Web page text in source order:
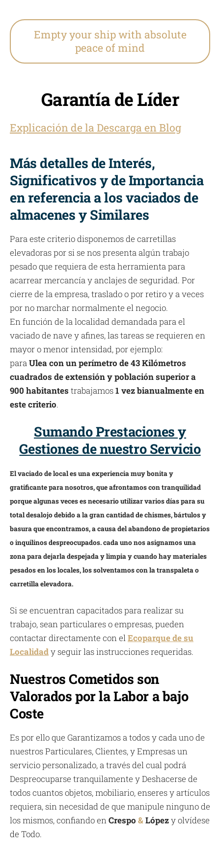
Empty your ship with absolute
peace of mind
Garantía de Líder
Explicación de la Descarga en Blog
Más detalles de Interés,
Significativos y de Importancia
en referencia a los vaciados de
almacenes y Similares
Para este criterio disponemos de carretillas
elevadoras por si se nos presenta algún trabajo
pesado que requiera de esta herramienta para
acarrear mercancía y anclajes de seguridad. Por
cierre de la empresa, traslado o por retiro y a veces
por no marchar normalmente el negocio.
En función de la localidad demandada para el
vaciado de nave y afines, las tareas se requieren en
mayor o menor intensidad, por ejemplo:
paraUlea con un perímetro de 43 Kilómetros
cuadrados de extensión y población superior a
900 habitantes trabajamos1 vez bianualmente en
este criterio.
Sumando Prestaciones y
Gestiones de nuestro Servicio
El vaciado de local es una experiencia muy bonita y
gratificante para nosotros, que afrontamos con tranquilidad
porque algunas veces es necesario utilizar varios días para su
total desalojo debido a la gran cantidad de chismes, bártulos y
basura que encontramos, a causa del abandono de propietarios
o inquilinos despreocupados. cada uno nos asignamos una
zona para dejarla despejada y limpia y cuando hay materiales
pesados en los locales, los solventamos con la transpaleta o
carretilla elevadora.
Si se encuentran capacitados para realizar su
trabajo, sean particulares o empresas, pueden
contactar directamente con elEcoparque de su
Localidady seguir las instrucciones requeridas.
Nuestros Cometidos son
Valorados por la Labor a bajo
Coste
Es por ello que Garantizamos a todos y cada uno de
nuestros Particulares, Clientes, y Empresas un
servicio personalizado, a través del cual podrá
Despreocuparse tranquilamente y Deshacerse de
todos cuantos objetos, mobiliario, enseres y artículos
requiera, sin necesidad de que manipule ninguno de
los mismos, confiando enCrespo &Lópezy olvídese
de Todo.